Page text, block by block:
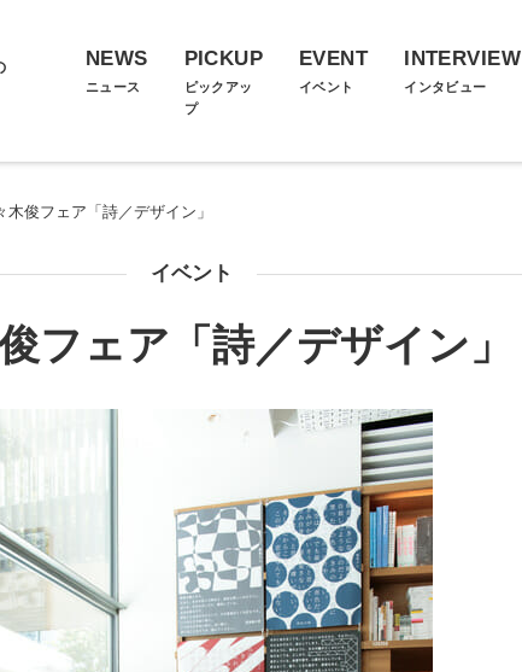
NEWS
ニュース
PICKUP
ピックアッ
プ
EVENT
イベント
INTERVIEW
インタビュー
木俊フェア「詩／デザイン」
イベント
フェア「詩／デザイン」